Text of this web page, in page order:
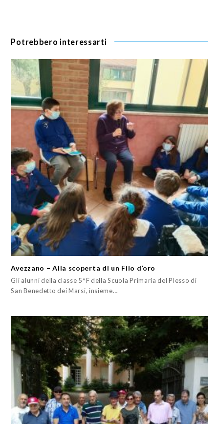
Potrebbero interessarti
Avezzano – Alla scoperta di un Filo d’oro
Gli alunni della classe 5^F della Scuola Primaria del Plesso di
San Benedetto dei Marsi, insieme…